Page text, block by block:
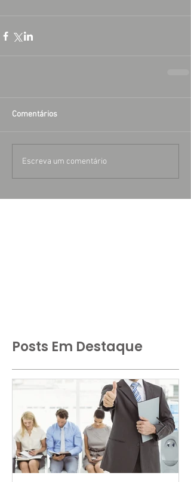
Comentários
Escreva um comentário
Posts Em Destaque